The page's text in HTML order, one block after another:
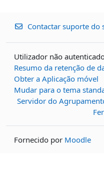
Contactar suporte do
Utilizador não
Resumo da retenção de
Obter a Aplicação móvel
Mudar para o tema
Servidor do
Fornecido por Moodle